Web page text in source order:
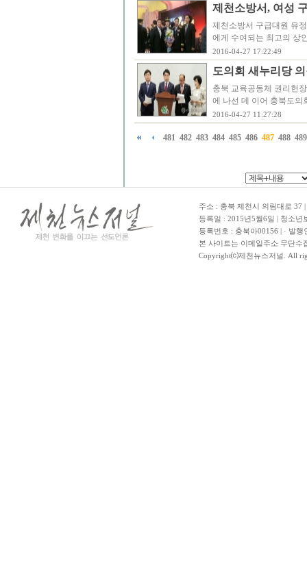
제천소방서, 여성
제천소방서 구급대원 유
에게 수여되는 최고의 상
2016-04-27 17:22:49
도의회 새누리당
충북 교육공동체 권리헌
에 나선 데 이어 충북도
2016-04-27 11:27:28
481 482 483 484 485 486 487 488 489
주소 : 충북 제천시 의림대로 37
등록일 : 2015년5월6일 | 청소
등록번호 : 충북아00156 | · 발
본 사이트는 이메일주소 무단수
Copyright⒞제천뉴스저널. All